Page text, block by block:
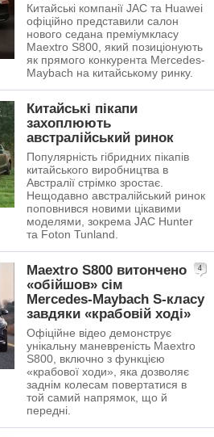
Китайські компанії JAC та Huawei
офіційно представили салон
нового седана преміумкласу
Maextro S800, який позиціонують
як прямого конкурента Mercedes-
Maybach на китайському ринку.
Китайські пікапи
захоплюють
австралійський ринок
Популярність гібридних пікапів
китайського виробництва в
Австралії стрімко зростає.
Нещодавно австралійський ринок
поповнився новими цікавими
моделями, зокрема JAC Hunter
та Foton Tunland.
4
Maextro S800 витончено
«обійшов» сім
Mercedes-Maybach S-класу
завдяки «крабовій ході»
Офіційне відео демонструє
унікальну маневреність Maextro
S800, включно з функцією
«крабової ходи», яка дозволяє
заднім колесам повертатися в
той самий напрямок, що й
передні.